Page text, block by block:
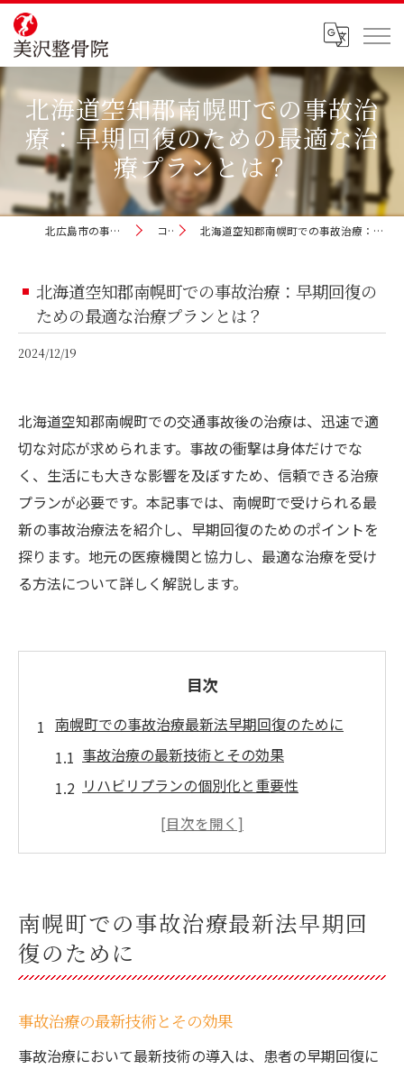
北海道空知郡南幌町での事故治
療：早期回復のための最適な治
療プランとは？
北広島市の事故治療なら美沢整骨院 コラム 北海道空知郡南幌町での事故治療：早期回復のための最適な治療プランとは？
北海道空知郡南幌町での事故治療：早期回復の
ための最適な治療プランとは？
2024/12/19
北海道空知郡南幌町での交通事故後の治療は、迅速で適
切な対応が求められます。事故の衝撃は身体だけでな
く、生活にも大きな影響を及ぼすため、信頼できる治療
プランが必要です。本記事では、南幌町で受けられる最
新の事故治療法を紹介し、早期回復のためのポイントを
探ります。地元の医療機関と協力し、最適な治療を受け
る方法について詳しく解説します。
目次
南幌町での事故治療最新法早期回復のために
事故治療の最新技術とその効果
リハビリプランの個別化と重要性
南幌町での早期回復を支える専門医
早期回復のための心理的サポート
交通事故後の治療プランと南幌町の医療機関の
役割
医療機関選びのポイントと注意点
南幌町の医療機関で提供されるサポートサ
南幌町での事故治療最新法早期回
復のために
事故治療の最新技術とその効果
事故治療において最新技術の導入は、患者の早期回復に